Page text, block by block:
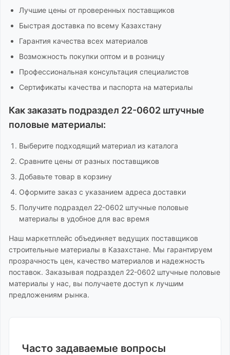
Лучшие цены от проверенных поставщиков
Быстрая доставка по всему Казахстану
Гарантия качества всех материалов
Возможность покупки оптом и в розницу
Профессиональная консультация специалистов
Сертификаты качества и паспорта на материалы
Как заказать подраздел 22-0602 штучные
половые материалы:
Выберите подходящий материал из каталога
Сравните цены от разных поставщиков
Добавьте товар в корзину
Оформите заказ с указанием адреса доставки
Получите подраздел 22-0602 штучные половые
материалы в удобное для вас время
Наш маркетплейс объединяет ведущих поставщиков
строительные материалы в Казахстане. Мы гарантируем
прозрачность цен, качество материалов и надежность
поставок. Заказывая подраздел 22-0602 штучные половые
материалы у нас, вы получаете доступ к лучшим
предложениям рынка.
Часто задаваемые вопросы